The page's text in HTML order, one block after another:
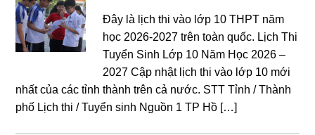
Đây là lịch thi vào lớp 10 THPT năm
học 2026-2027 trên toàn quốc. Lịch Thi
Tuyển Sinh Lớp 10 Năm Học 2026 –
2027 Cập nhật lịch thi vào lớp 10 mới
nhất của các tỉnh thành trên cả nước. STT Tỉnh / Thành
phố Lịch thi / Tuyển sinh Nguồn 1 TP Hồ […]